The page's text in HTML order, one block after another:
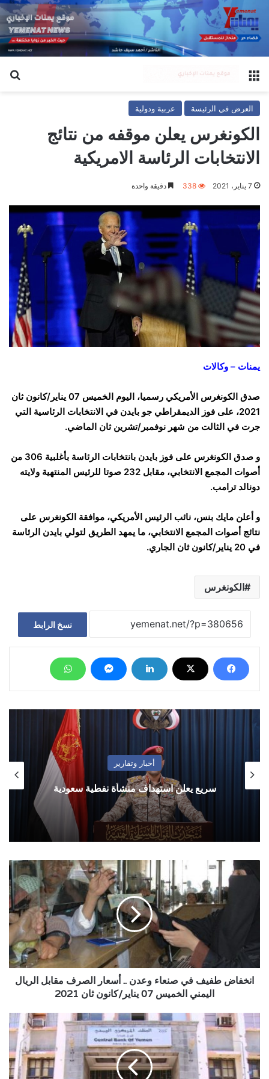
القائمة
العرض في الرئيسة عربية ودولية
الكونغرس يعلن موقفه من نتائج
الانتخابات الرئاسة الامريكية
7 يناير، 2021 338 دقيقة واحدة
يمنات – وكالات
صدق الكونغرس الأمريكي رسميا، اليوم الخميس 07 يناير/كانون ثان
2021، على فوز الديمقراطي جو بايدن في الانتخابات الرئاسية التي
جرت في الثالت من شهر نوفمبر/تشرين ثان الماضي.
و صدق الكونغرس على فوز بايدن بانتخابات الرئاسة بأغلبية 306 من
أصوات المجمع الانتخابي، مقابل 232 صوتا للرئيس المنتهية ولايته
دونالد ترامب.
و أعلن مايك بنس، نائب الرئيس الأمريكي، موافقة الكونغرس على
نتائج أصوات المجمع الانتخابي، ما يمهد الطريق لتولي بايدن الرئاسة
في 20 يناير/كانون ثان الجاري.
الكونغرس
نسخ الرابط
أخبار وتقارير
سريع يعلن استهداف منشأة نفطية سعودية
طفيف
الصرف
مقابل
الريال
07
يناير/
كانون
ثان
2021
انخفاض طفيف في صنعاء وعدن .. أسعار الصرف مقابل الريال
اليمني الخميس 07 يناير/كانون ثان 2021
عدن
..
البنك
المركزي
يحدد